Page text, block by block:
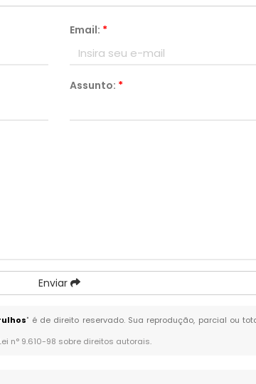
Email: *
Assunto: *
Enviar
" é de direito reservado. Sua reprodução, parcial ou
n° 9.610-98 sobre direitos autorais.